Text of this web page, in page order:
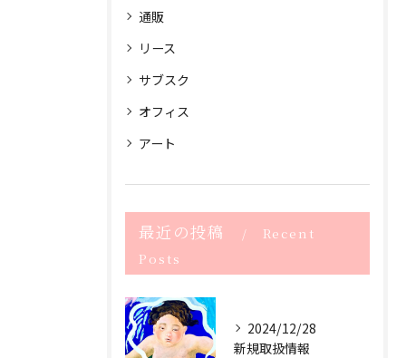
通販
リース
サブスク
オフィス
アート
最近の投稿
Recent
Posts
2024/12/28
新規取扱情報